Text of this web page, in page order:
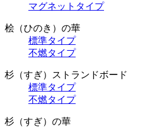
マグネットタイプ
桧（ひのき）の華
標準タイプ
不燃タイプ
杉（すぎ）ストランドボード
標準タイプ
不燃タイプ
杉（すぎ）の華